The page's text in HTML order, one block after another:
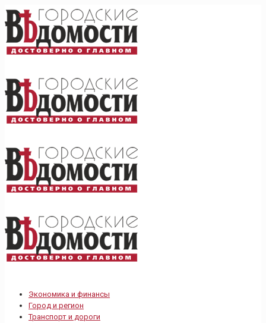
Экономика и финансы
Город и регион
Транспорт и дороги